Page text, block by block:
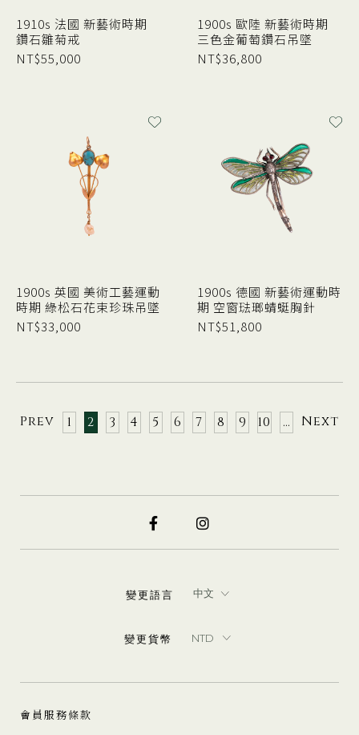
1910s 法國 新藝術時期
鑽石雛菊戒
NT$55,000
1900s 歐陸 新藝術時期
三色金葡萄鑽石吊墜
NT$36,800
1900s 英國 美術工藝運動
時期 綠松石花束珍珠吊墜
NT$33,000
1900s 德國 新藝術運動時
期 空窗琺瑯蜻蜓胸針
NT$51,800
Prev 1 2 3 4 5 6 7 8 9 10 … Next
變更語言
變更貨幣
會員服務條款